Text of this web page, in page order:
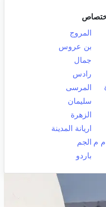
المروج
بن عروس
جمال
رادس
المرسى
سليمان
الزهرة
اريانة المدينة
م م الجم
باردو